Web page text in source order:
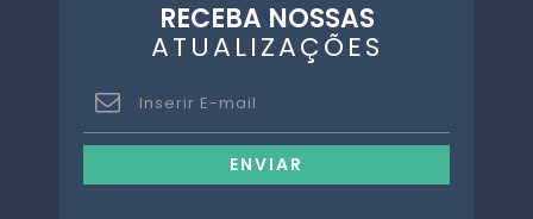
RECEBA NOSSAS
ATUALIZAÇÕES
ENVIAR